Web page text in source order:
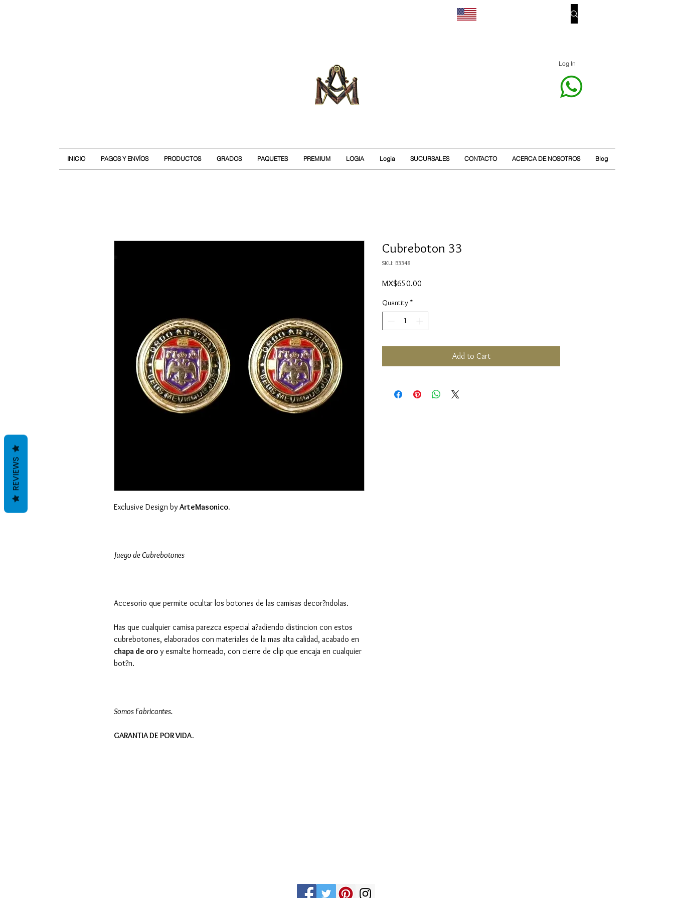
Log In
INICIO PAGOS Y ENVÍOS PRODUCTOS GRADOS PAQUETES PREMIUM LOGIA Logia SUCURSALES CONTACTO ACERCA DE NOSOTROS Blog
Exclusive Design by ArteMasonico.
Juego de Cubrebotones
Accesorio que permite ocultar los botones de las camisas decor?ndolas.
Has que cualquier camisa parezca especial a?adiendo distincion con estos
cubrebotones, elaborados con materiales de la mas alta calidad, acabado en
chapa de oro y esmalte horneado, con cierre de clip que encaja en cualquier
bot?n.
Somos Fabricantes.
GARANTIA DE POR VIDA.
Cubreboton 33
SKU: B3348
MX$650.00
Quantity *
Add to Cart
REVIEWS